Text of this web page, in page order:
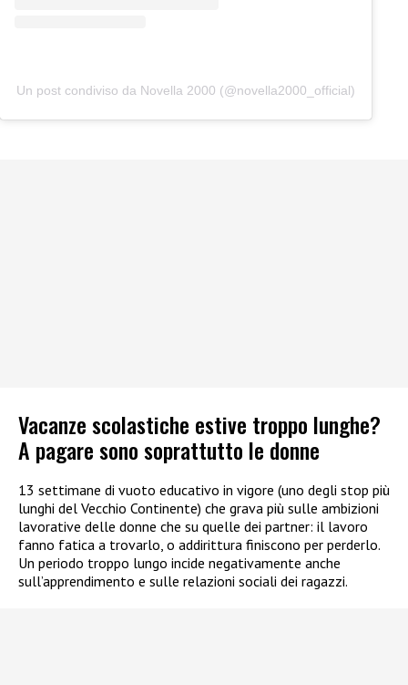
Un post condiviso da Novella 2000 (@novella2000_official)
Vacanze scolastiche estive troppo lunghe?
A pagare sono soprattutto le donne
13 settimane di vuoto educativo in vigore (uno degli stop più
lunghi del Vecchio Continente) che grava più sulle ambizioni
lavorative delle donne che su quelle dei partner: il lavoro
fanno fatica a trovarlo, o addirittura finiscono per perderlo.
Un periodo troppo lungo incide negativamente anche
sull’apprendimento e sulle relazioni sociali dei ragazzi.